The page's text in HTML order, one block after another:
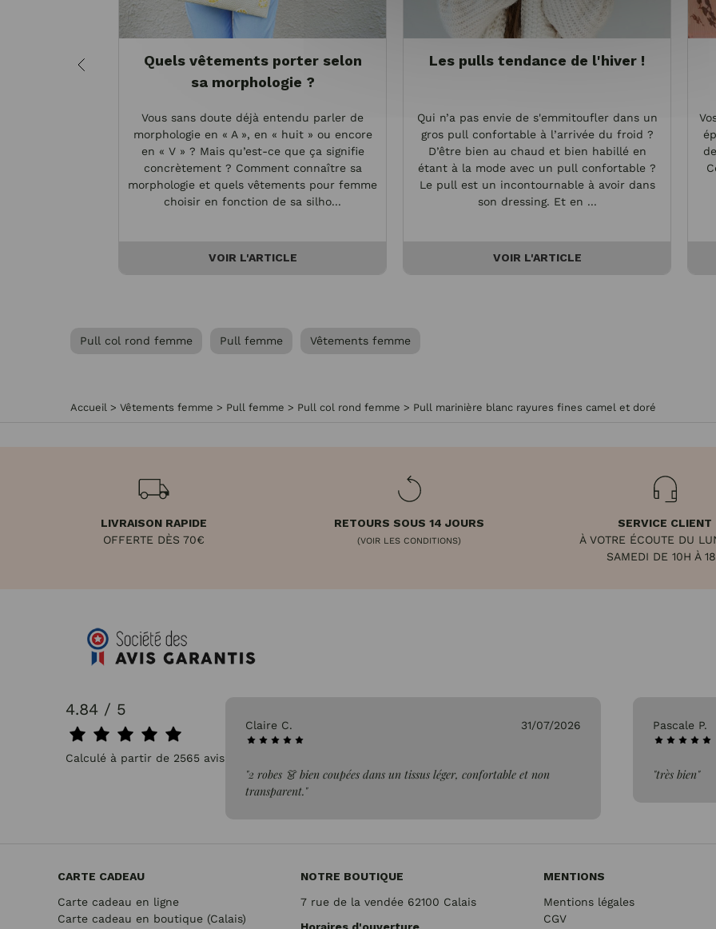
Quels vêtements porter selon
sa morphologie ?
Vous sans doute déjà entendu parler de
morphologie en « A », en « huit » ou encore
en « V » ? Mais qu’est-ce que ça signifie
concrètement ? Comment connaître sa
morphologie et quels vêtements pour femme
choisir en fonction de sa silho...
VOIR L'ARTICLE
Les pulls tendance de l'hiver !
Qui n’a pas envie de s'emmitoufler dans un
gros pull confortable à l’arrivée du froid ?
D’être bien au chaud et bien habillé en
étant à la mode avec un pull confortable ?
Le pull est un incontournable à avoir dans
son dressing. Et en ...
VOIR L'ARTICLE
Pull col rond femme Pull femme Vêtements femme
Accueil > Vêtements femme > Pull femme > Pull col rond femme > Pull marinière blanc rayures fines camel et doré
LIVRAISON RAPIDE
OFFERTE DÈS 70€
RETOURS SOUS 14 JOURS
(VOIR LES CONDITIONS)
SERVICE CLIENT
À VOTRE ÉCOUTE DU
SAMEDI DE 10H À
4.84 / 5
Calculé à partir de 2565 avis.
31/07/2026 Pascale P. 26/07/2026
"très bien" "Parfait"
CARTE CADEAU
Carte cadeau en ligne
Carte cadeau en boutique (Calais)
NOTRE BOUTIQUE
7 rue de la vendée 62100 Calais
MENTIONS
Mentions légales
CGV